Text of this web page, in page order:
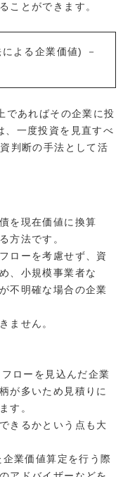
ことができます。
よる企業価値) －
であればその企業に投
、一度投資を見直すべ
判断の手法として活
を現在価値に換算
方法です。
ローを考慮せず、資
、小規模事業者な
不明確な場合の企業
ません。
ローを見込んだ企業
が多いため見積りに
す。
きるかという点も大
業価値算定を行う際